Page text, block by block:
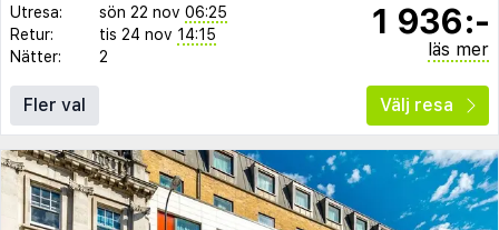
Utresa:
sön 22 nov 06:25
Retur:
tis 24 nov 14:15
Nätter:
2
1 936:-
läs mer
Fler val Välj resa